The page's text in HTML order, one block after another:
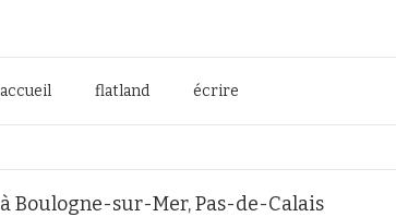
accueil flatland écrire
à Boulogne-sur-Mer, Pas-de-Calais